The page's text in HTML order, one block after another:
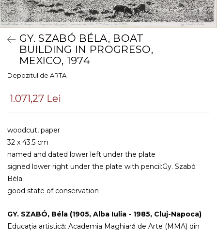
GY. SZABÓ BÉLA, BOAT
BUILDING IN PROGRESO,
MEXICO, 1974
Depozitul de ARTA
1.071,27 Lei
woodcut, paper
32 x 43.5 cm
named and dated lower left under the plate
signed lower right under the plate with pencil:Gy. Szabó
Béla
good state of conservation
GY. SZABÓ, Béla (1905, Alba Iulia - 1985, Cluj-Napoca)
Educația artistică: Academia Maghiară de Arte (MMA) din